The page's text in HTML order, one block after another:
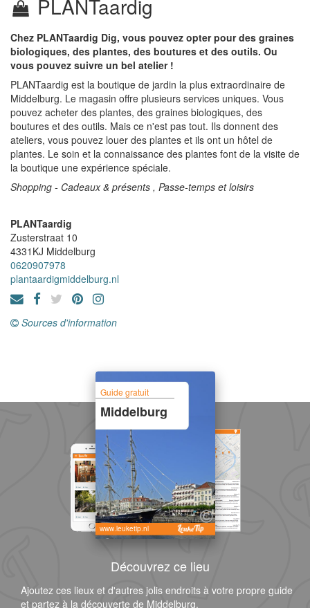
PLANTaardig
Chez PLANTaardig Dig, vous pouvez opter pour des graines
biologiques, des plantes, des boutures et des outils. Ou
vous pouvez suivre un bel atelier !
PLANTaardig est la boutique de jardin la plus extraordinaire de
Middelburg. Le magasin offre plusieurs services uniques. Vous
pouvez acheter des plantes, des graines biologiques, des
boutures et des outils. Mais ce n'est pas tout. Ils donnent des
ateliers, vous pouvez louer des plantes et ils ont un hôtel de
plantes. Le soin et la connaissance des plantes font de la visite de
la boutique une expérience spéciale.
Shopping - Cadeaux & présents , Passe-temps et loisirs
PLANTaardig
Zusterstraat 10
4331KJ Middelburg
0620907978
plantaardigmiddelburg.nl
Sources d'information
Guide gratuit
Middelburg
www.leuketip.nl
Découvrez ce lieu
Ajoutez ces lieux et d'autres jolis endroits à votre propre guide
et partez à la découverte de Middelburg.